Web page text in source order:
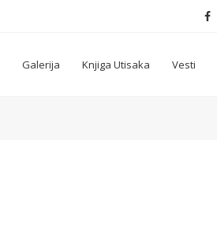
Galerija Knjiga Utisaka Vesti